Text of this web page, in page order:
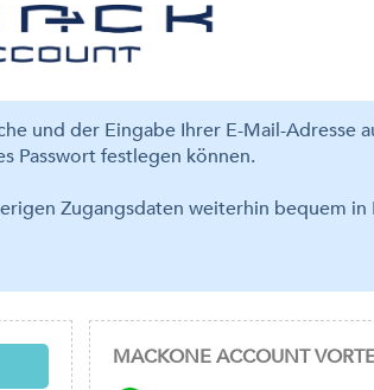
und der Eingabe Ihrer E-Mail-Adresse
Passwort festlegen können.
Zugangsdaten weiterhin bequem
MACKONE ACCOUNT